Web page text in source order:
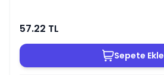
57.22 TL
Sepete Ekle